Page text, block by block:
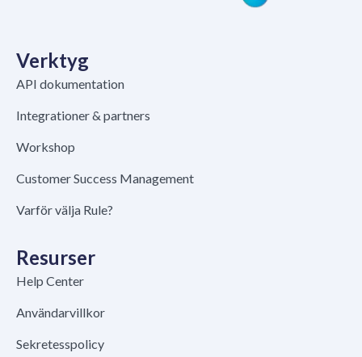
Verktyg
API dokumentation
Integrationer & partners
Workshop
Customer Success Management
Varför välja Rule?
Resurser
Help Center
Användarvillkor
Sekretesspolicy